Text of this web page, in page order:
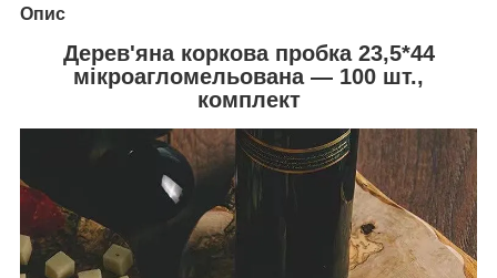
Опис
Дерев'яна коркова пробка 23,5*44
мікроагломельована — 100 шт.,
комплект